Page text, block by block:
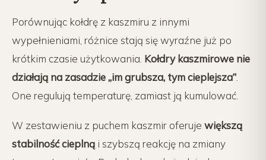
Porównując kołdrę z kaszmiru z innymi
wypełnieniami, różnice stają się wyraźne już po
krótkim czasie użytkowania. Kołdry kaszmirowe nie
działają na zasadzie „im grubsza, tym cieplejsza”
One regulują temperaturę, zamiast ją kumulować.
W zestawieniu z puchem kaszmir oferuje większą
stabilność cieplną i szybszą reakcję na zmiany